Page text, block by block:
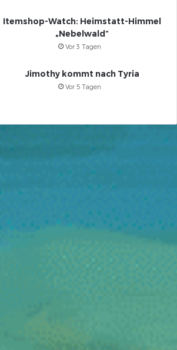
Itemshop-Watch: Heimstatt-Himmel
„Nebelwald“
Vor 3 Tagen
Jimothy kommt nach Tyria
Vor 5 Tagen